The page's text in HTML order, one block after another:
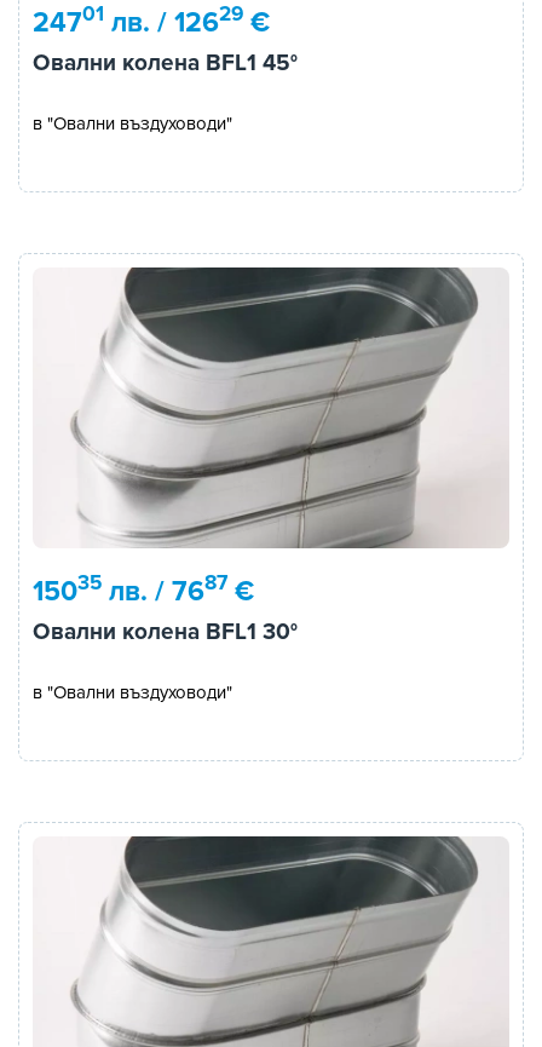
24701 лв. / 12629 €
Овални колена BFL1 45°
в "Овални въздуховоди"
15035 лв. / 7687 €
Овални колена BFL1 30°
в "Овални въздуховоди"